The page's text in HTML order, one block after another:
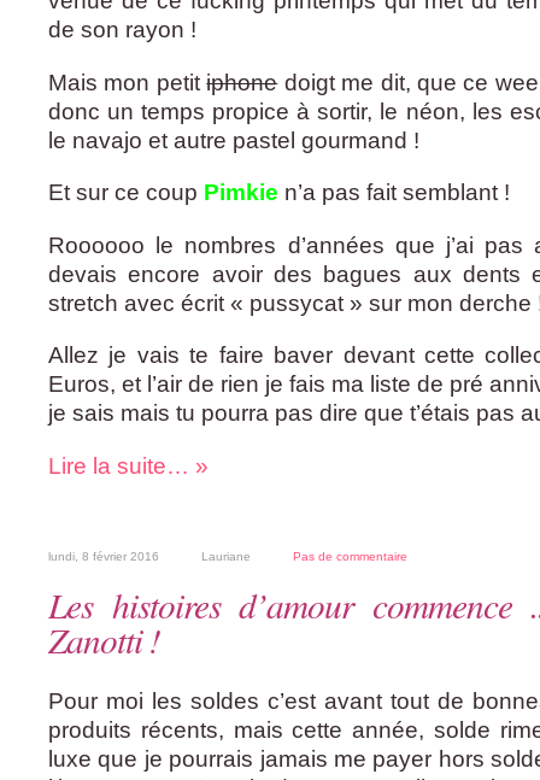
de son rayon !
Mais mon petitiphonedoigt me dit, que ce
donc un temps propice à sortir, le néon, les
le navajo et autre pastel gourmand !
Et sur ce coup Pimkie n’a pas fait semblant !
Roooooo le nombres d’années que j’ai
devais encore avoir des bagues aux dents
stretch avec écrit « pussycat » sur mon derche
Allez je vais te faire baver devant cette
Euros, et l’air de rien je fais ma liste de pré
je sais mais tu pourra pas dire que t’étais pas
Lire la suite… »
lundi, 8 février 2016 Lauriane Pas de commentaire
Les histoires d’amour commence
Zanotti !
Pour moi les soldes c’est avant tout de
produits récents, mais cette année, solde
luxe que je pourrais jamais me payer hors